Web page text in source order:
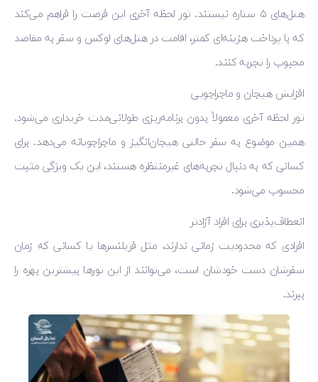
هتل‌های ۵ ستاره نیستند. تور لحظه آخری این فرصت را فراهم می‌کند
که با پرداخت هزینه‌ای کمتر، اقامت در هتل‌های لوکس و سفر به مقاصد
محبوب را تجربه کنند.
افزایش هیجان و ماجراجویی
تور لحظه آخری معمولاً بدون برنامه‌ریزی طولانی‌مدت خریداری می‌شود.
همین موضوع به سفر حالتی هیجان‌انگیز و ماجراجویانه می‌دهد. برای
کسانی که به دنبال تجربه‌های غیرمنتظره هستند، این یک ویژگی مثبت
محسوب می‌شود.
انعطاف‌پذیری برای افراد آزادتر
افرادی که محدودیت زمانی ندارند، مثل فریلنسرها یا کسانی که زمان
سفرشان دست خودشان است، می‌توانند از این تورها بیشترین بهره را
ببرند.